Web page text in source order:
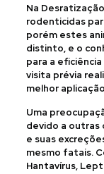
Na
rodenticidas
porém estes
distinto, e o
para a
visita prévia
melhor
Uma
devido a outras
e suas
mesmo fatais.
Hantavírus,